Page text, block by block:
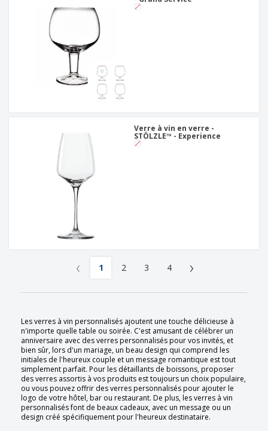
Verre à vin en verre -
STÖLZLE™ - Experience
‹ 1 2 3 4 ›
Les verres à vin personnalisés ajoutent une touche délicieuse à
n'importe quelle table ou soirée. C'est amusant de célébrer un
anniversaire avec des verres personnalisés pour vos invités, et
bien sûr, lors d'un mariage, un beau design qui comprend les
initiales de l'heureux couple et un message romantique est tout
simplement parfait. Pour les détaillants de boissons, proposer
des verres assortis à vos produits est toujours un choix populaire,
ou vous pouvez offrir des verres personnalisés pour ajouter le
logo de votre hôtel, bar ou restaurant. De plus, les verres à vin
personnalisés font de beaux cadeaux, avec un message ou un
design créé spécifiquement pour l'heureux destinataire.